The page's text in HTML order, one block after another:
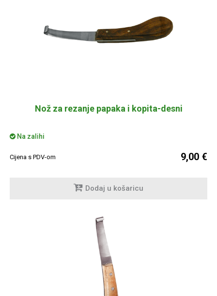
Nož za rezanje papaka i kopita-desni
Na zalihi
Cijena s PDV-om 9,00 €
Dodaj u košaricu